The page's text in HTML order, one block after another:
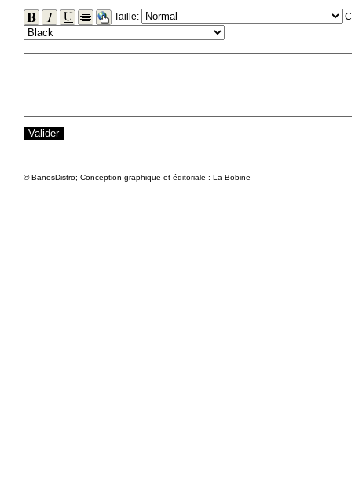
Taille:
© BanosDistro; Conception graphique et éditoriale : La Bobine